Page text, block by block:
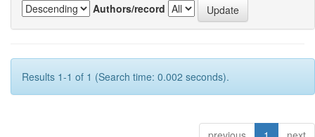
Authors/record
Results 1-1 of 1 (Search time: 0.002 seconds).